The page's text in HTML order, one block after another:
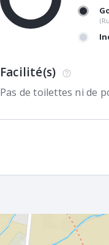
Facilité(s)
Pas de toilettes ni de